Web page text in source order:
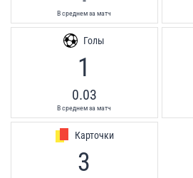
В среднем за матч
Голы
1
0.03
В среднем за матч
Карточки
3